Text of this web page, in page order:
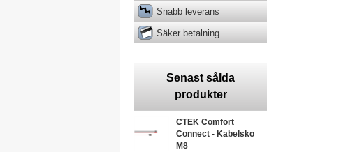
Snabb leverans
Säker betalning
Senast sålda
produkter
CTEK Comfort
Connect - Kabelsko
M8